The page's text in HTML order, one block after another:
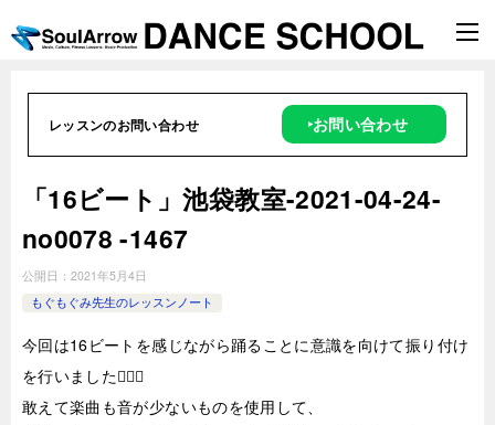
レッスンのお問い合わせ ‣お問い合わせ
「16ビート」池袋教室-2021-04-24-
no0078 -1467
公開日： 2021年5月4日
もぐもぐみ先生のレッスンノート
今回は16ビートを感じながら踊ることに意識を向けて振り付け
を行いました💁🏻‍♀️
敢えて楽曲も音が少ないものを使用して、